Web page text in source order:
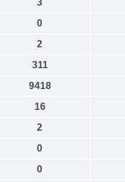
0
2
311
9418
16
2
0
0